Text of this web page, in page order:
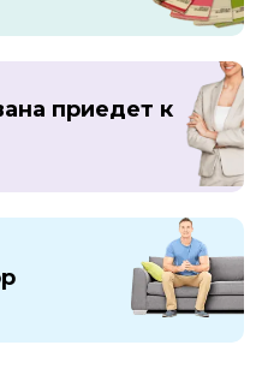
приедет к